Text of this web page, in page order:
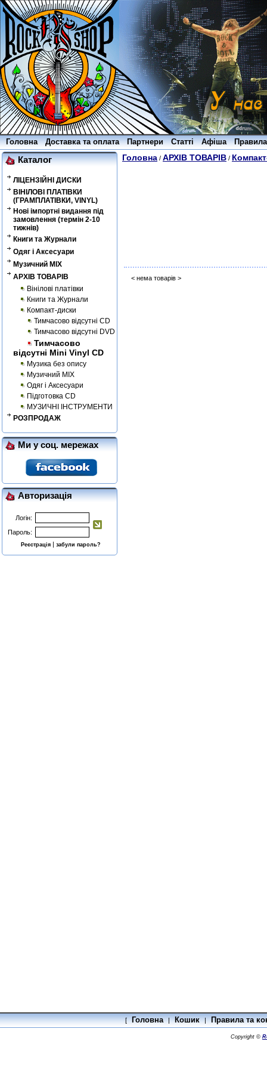
Головна Доставка та оплата Партнери Статті Афіша
Каталог
ЛІЦЕНЗІЙНІ ДИСКИ
ВІНІЛОВІ ПЛАТІВКИ
(ГРАМПЛАТІВКИ, VINYL)
Нові імпортні видання під
замовлення (термін 2-10
тижнів)
Книги та Журнали
Одяг і Аксесуари
Музичний MIX
АРХІВ ТОВАРІВ
Вінілові платівки
Книги та Журнали
Компакт-диски
Тимчасово відсутні CD
Тимчасово відсутні DVD
Тимчасово
відсутні Mini Vinyl CD
Музика без опису
Музичний MIX
Одяг і Аксесуари
Підготовка CD
МУЗИЧНІ ІНСТРУМЕНТИ
РОЗПРОДАЖ
Ми у соц. мережах
Авторизація
Логін:
Пароль:
Реєстрація |забули пароль?
Головна / АРХІВ ТОВАРІВ /
< нема товарів >
[ Головна | Кошик | Правила та
Copyright ©